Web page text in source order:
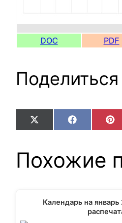
DOC PDF
Share
on
X
(Twitter)
Share
on
Facebook
Похожие
Календарь на январь